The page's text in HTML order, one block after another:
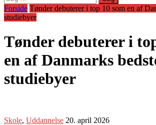
efter:
Forside Tønder debuterer i top 10 som en af
studiebyer
Tønder debuterer i
en af Danmarks
studiebyer
Skole, Uddannelse 20. april 2026